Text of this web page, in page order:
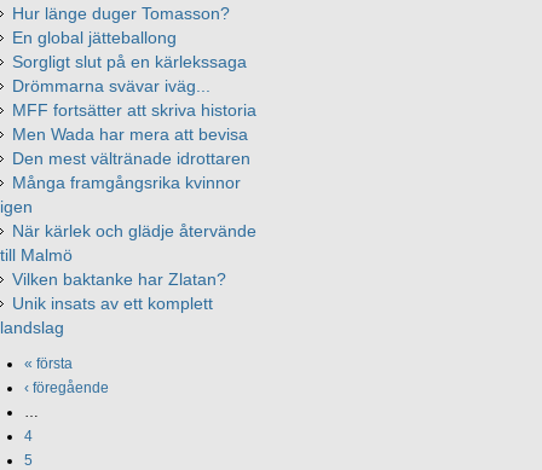
Hur länge duger Tomasson?
En global jätteballong
Sorgligt slut på en kärlekssaga
Drömmarna svävar iväg...
MFF fortsätter att skriva historia
Men Wada har mera att bevisa
Den mest vältränade idrottaren
Många framgångsrika kvinnor
igen
När kärlek och glädje återvände
till Malmö
Vilken baktanke har Zlatan?
Unik insats av ett komplett
landslag
« första
‹ föregående
…
4
5